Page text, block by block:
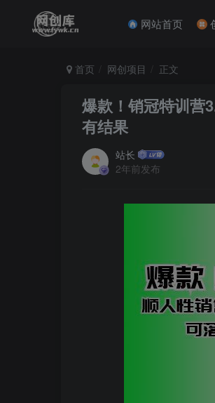
网站首页
首页 网创项目 正文
爆款！销冠特训营
有结果
站长
2年前发布